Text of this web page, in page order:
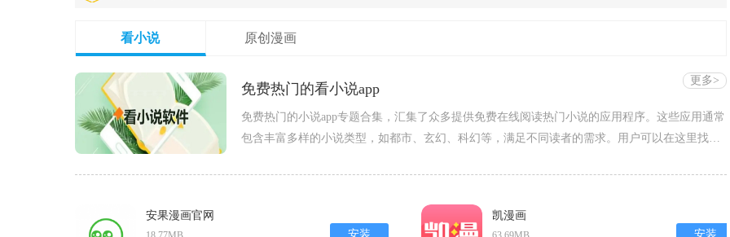
看小说 原创漫画
更多>
免费热门的看小说app
免费热门的小说app专题合集，汇集了众多提供免费在线阅读热门小说的应用程序。这些应用通常
包含丰富多样的小说类型，如都市、玄幻、科幻等，满足不同读者的需求。用户可以在这里找到
安果漫画官网
安装
凯漫画
安装